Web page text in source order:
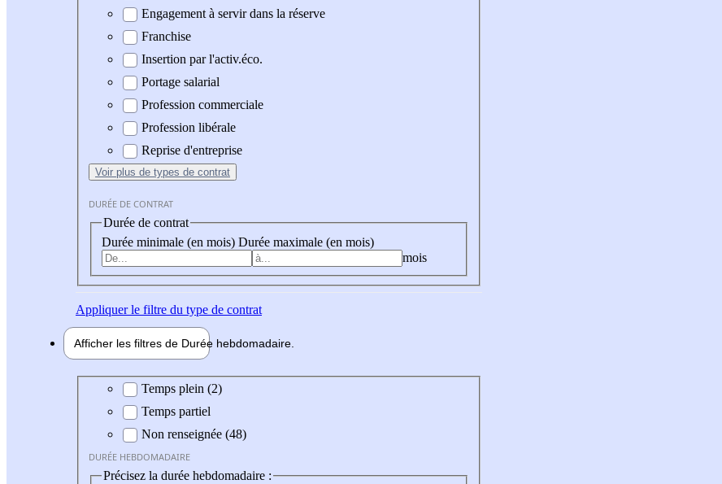
Engagement à servir dans la réserve
Franchise
Insertion par l'activ.éco.
Portage salarial
Profession commerciale
Profession libérale
Reprise d'entreprise
Voir plus de types de contrat
DURÉE DE CONTRAT
Durée de contrat
Durée minimale (en mois) Durée maximale (en mois)
mois
Appliquerle filtre du type de contrat
Afficher les filtres de Durée hebdomadaire
Durée hebdomadaire
Temps plein (2)
Temps partiel
Non renseignée (48)
DURÉE HEBDOMADAIRE
Précisez la durée hebdomadaire :